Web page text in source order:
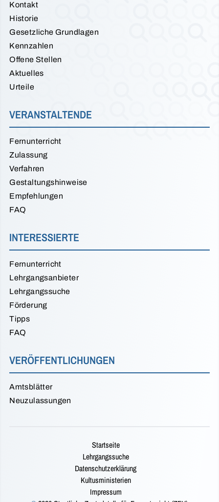
Kontakt
Historie
Gesetzliche Grundlagen
Kennzahlen
Offene Stellen
Aktuelles
Urteile
VERANSTALTENDE
Fernunterricht
Zulassung
Verfahren
Gestaltungshinweise
Empfehlungen
FAQ
INTERESSIERTE
Fernunterricht
Lehrgangsanbieter
Lehrgangssuche
Förderung
Tipps
FAQ
VERÖFFENTLICHUNGEN
Amtsblätter
Neuzulassungen
Startseite
Lehrgangssuche
Datenschutzerklärung
Kultusministerien
Impressum